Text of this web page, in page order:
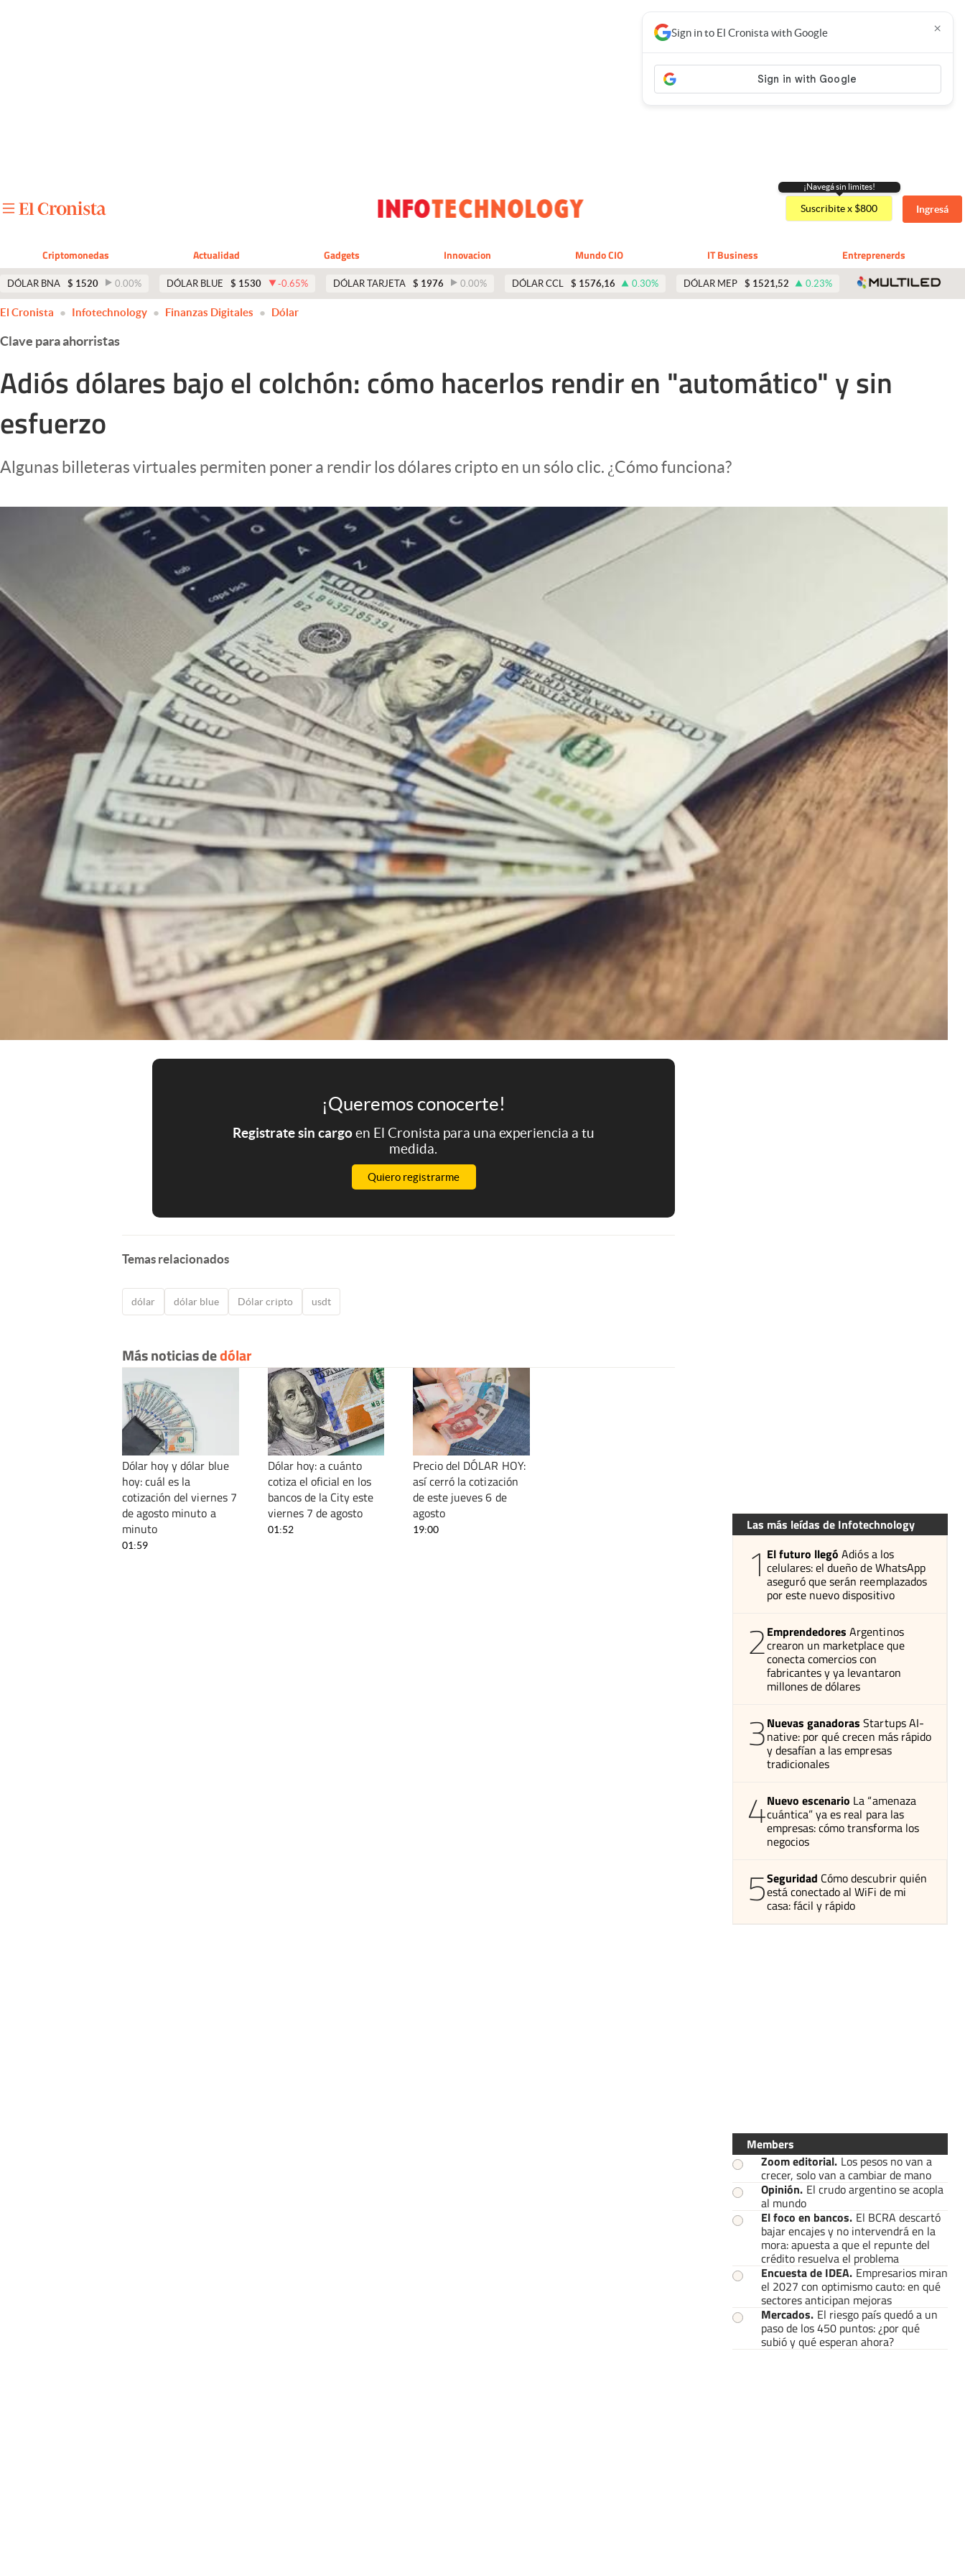
Apertura
Clima
Mundial 2026
El Cronista Studio
abre en nueva pestaña
¡Navegá sin limites!
Suscribite x $800 Ingresá
Criptomonedas Actualidad Gadgets Innovacion Mundo CIO IT Business Entreprenerds
DÓLAR BNA $ 1520 0.00% DÓLAR BLUE $ 1530 -0.65% DÓLAR TARJETA $ 1976 0.00% DÓLAR CCL $ 1576,16 0.30% DÓLAR MEP $ 1521,52 0.23%
Sign in to El Cronista with Google ×
El Cronista Infotechnology Finanzas Digitales Dólar
Clave para ahorristas
Adiós dólares bajo el colchón: cómo hacerlos rendir en "automático" y sin
esfuerzo
Algunas billeteras virtuales permiten poner a rendir los dólares cripto en un sólo clic. ¿Cómo funciona?
¡Queremos conocerte!
Registrate sin cargoen El Cronista para una experiencia a tu
medida.
Quiero registrarme
Temas relacionados
dólar dólar blue Dólar cripto usdt
Más noticias dedólar
Dólar hoy y dólar blue
hoy: cuál es la
cotización del viernes 7
de agosto minuto a
minuto
01:59
Dólar hoy: a cuánto
cotiza el oficial en los
bancos de la City este
viernes 7 de agosto
01:52
Precio del DÓLAR HOY:
así cerró la cotización
de este jueves 6 de
agosto
19:00 Las más leídas de Infotechnology
1 El futuro llegó Adiós a los
celulares: el dueño de WhatsApp
aseguró que serán reemplazados
por este nuevo dispositivo
2Emprendedores Argentinos
crearon un marketplace que
conecta comercios con
fabricantes y ya levantaron
millones de dólares
3Nuevas ganadoras Startups AI-
native: por qué crecen más rápido
y desafían a las empresas
tradicionales
4Nuevo escenario La “amenaza
cuántica” ya es real para las
empresas: cómo transforma los
negocios
5Seguridad Cómo descubrir quién
está conectado al WiFi de mi
casa: fácil y rápido
Members
Zoom editorial. Los pesos no van a
crecer, solo van a cambiar de mano
Opinión. El crudo argentino se acopla
al mundo
El foco en bancos. El BCRA descartó
bajar encajes y no intervendrá en la
mora: apuesta a que el repunte del
crédito resuelva el problema
Encuesta de IDEA. Empresarios miran
el 2027 con optimismo cauto: en qué
sectores anticipan mejoras
Mercados. El riesgo país quedó a un
paso de los 450 puntos: ¿por qué
subió y qué esperan ahora?